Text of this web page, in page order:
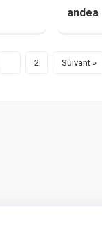
BElongi -
andea
2 Suivant »